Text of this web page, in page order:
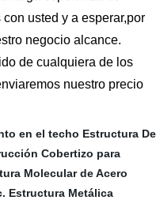
usted y a esperar,por
negocio alcance.
de cualquiera de los
nuestro precio
en el techo Estructura De
Cobertizo para
Molecular de Acero
Estructura Metálica